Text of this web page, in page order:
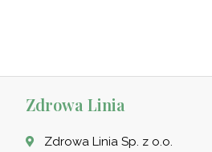
Zdrowa Linia
Zdrowa Linia Sp. z o.o.